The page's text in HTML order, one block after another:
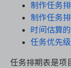
测试管理
研发效能管理
制作任务
制作任务
时间估算
任务优先
任务排期表是项